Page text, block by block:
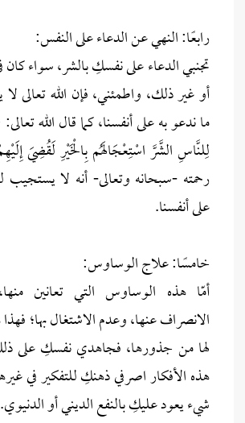
رابعًا: النهي عن الدعاء على النفس:
تجنبي الدعاء على نفسكِ بالشر، سواء
أو غير ذلك، واطمئني، فإن الله تعالى
ما ندعو به على أنفسنا، كما قال الله
لِلنَّاسِ الشَّرَّ اسْتِعْجَالَهُم بِالْخَيْرِ لَقُضِيَ
رحمته -سبحانه وتعالى- أنه لا يستجيب
على أنفسنا.
خامسًا: علاج الوساوس:
أمّا هذه الوساوس التي تعانين
الانصراف عنها، وعدم الاشتغال بها؛ فهذا
لها من جذورها، فجاهدي نفسكِ على
هذه الأفكار اصرفي ذهنكِ للتفكير في
شيء يعود عليكِ بالنفع الديني أو الدنيوي.